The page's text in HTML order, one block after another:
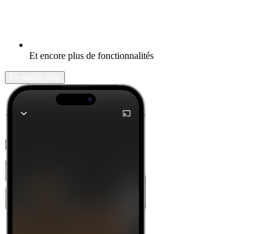
Et encore plus de fonctionnalités